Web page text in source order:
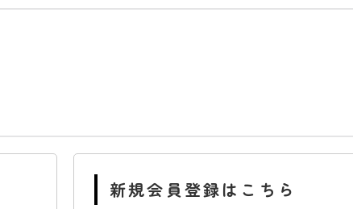
新規会員登録はこちら